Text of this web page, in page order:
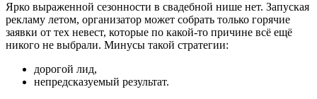
Ярко выраженной сезонности в свадебной нише нет. Запуская
рекламу летом, организатор может собрать только горячие
заявки от тех невест, которые по какой-то причине всё ещё
никого не выбрали. Минусы такой стратегии:
дорогой лид,
непредсказуемый результат.